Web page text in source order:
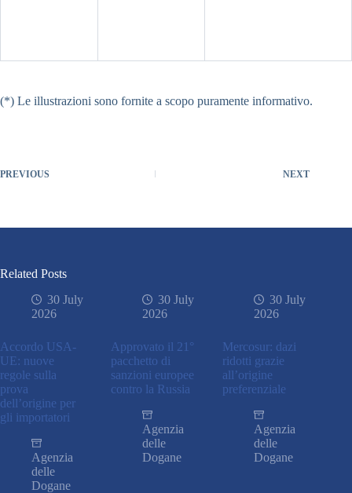
(*) Le illustrazioni sono fornite a scopo puramente informativo.
PREVIOUS NEXT
Related Posts
30 July
2026
Accordo USA-
UE: nuove
regole sulla
prova
dell’origine per
gli importatori
Agenzia
delle
Dogane
30 July
2026
Approvato il 21°
pacchetto di
sanzioni europee
contro la Russia
Agenzia
delle
Dogane
30 July
2026
Mercosur: dazi
ridotti grazie
all’origine
preferenziale
Agenzia
delle
Dogane